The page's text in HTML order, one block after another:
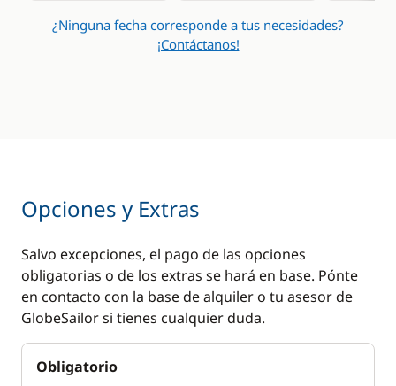
¿Ninguna fecha corresponde a tus necesidades?
¡Contáctanos!
Opciones y Extras
Salvo excepciones, el pago de las opciones
obligatorias o de los extras se hará en base. Pónte
en contacto con la base de alquiler o tu asesor de
GlobeSailor si tienes cualquier duda.
Obligatorio